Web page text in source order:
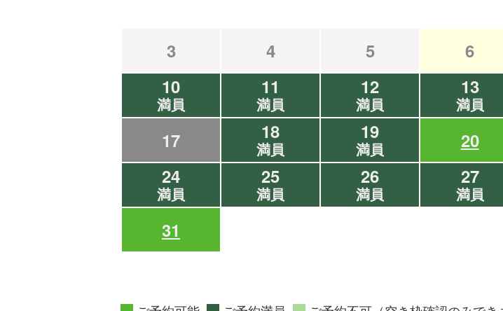
3
4 5 6
10
満員
11
満員
12
満員
13
満員
17 18
満員
19
満員 20
24
満員
25
満員
26
満員
27
満員
31